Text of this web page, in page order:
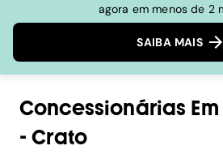
agora em menos de 2
SAIBA MAIS
Concessionárias Em
-Crato